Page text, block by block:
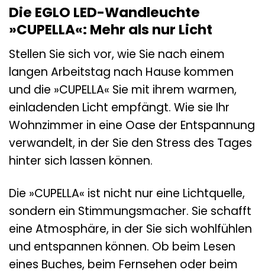
Die EGLO LED-Wandleuchte
»CUPELLA«: Mehr als nur Licht
Stellen Sie sich vor, wie Sie nach einem
langen Arbeitstag nach Hause kommen
und die »CUPELLA« Sie mit ihrem warmen,
einladenden Licht empfängt. Wie sie Ihr
Wohnzimmer in eine Oase der Entspannung
verwandelt, in der Sie den Stress des Tages
hinter sich lassen können.
Die »CUPELLA« ist nicht nur eine Lichtquelle,
sondern ein Stimmungsmacher. Sie schafft
eine Atmosphäre, in der Sie sich wohlfühlen
und entspannen können. Ob beim Lesen
eines Buches, beim Fernsehen oder beim